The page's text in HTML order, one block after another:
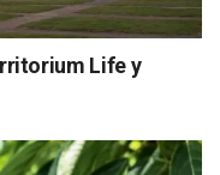
Life y